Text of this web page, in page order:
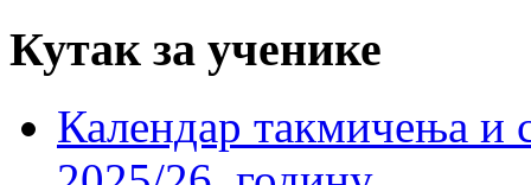
Кутак за ученике
Календар такмичења